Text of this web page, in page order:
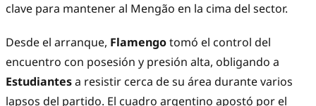
clave para mantener al Mengão en la cima del sector.
Desde el arranque, Flamengotomó el control del
encuentro con posesión y presión alta, obligando a
Estudiantesa resistir cerca de su área durante varios
lapsos del partido. El cuadro argentino apostó por el